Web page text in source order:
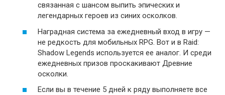
связанная с шансом выпить эпических и
легендарных героев из синих осколков.
Наградная система за ежедневный вход в игру —
не редкость для мобильных RPG. Вот и в Raid:
Shadow Legends используется ее аналог. И среди
ежедневных призов проскакивают Древние
осколки.
Если вы в течение 5 дней к ряду выполняете все